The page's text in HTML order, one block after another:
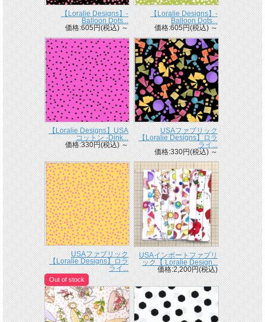
【Loralie Designs】-
Balloon Dots...
価格:605円(税込)～
【Loralie Designs】-
Balloon Dots...
価格:605円(税込)～
【Loralie Designs】USA
コットン -Dink...
価格:330円(税込)～
USAファブリック
【Loralie Designs】ロラ
ライ...
価格:330円(税込)～
USAファブリック
【Loralie Designs】ロラ
ライ...
Out of stock
USAインポートファブリ
ック【 Loralie Design...
価格:2,200円(税込)